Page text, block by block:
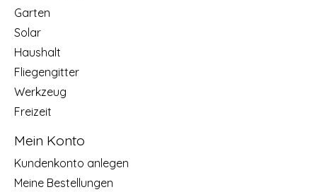
Garten
Solar
Haushalt
Fliegengitter
Werkzeug
Freizeit
Mein Konto
Kundenkonto anlegen
Meine Bestellungen